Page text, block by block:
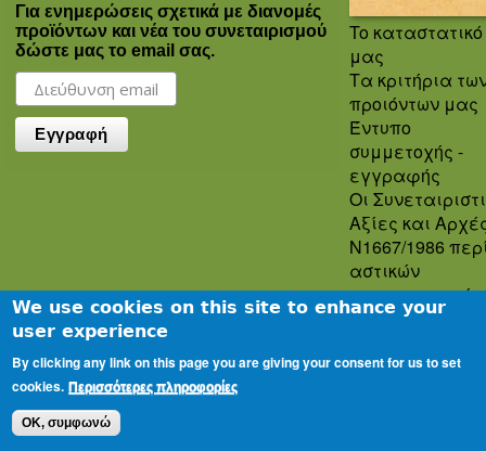
Για ενημερώσεις σχετικά με διανομές
προϊόντων και νέα του συνεταιρισμού
δώστε μας το email σας.
To καταστατικό
μας
Τα κριτήρια
προιόντων μας
Έντυπο
συμμετοχής -
εγγραφής
Οι
Αξίες και
Ν1667/1986
αστικών
συνεταιρισμών
Πολιτική
Oροι και
We use cookies on this site to enhance your
user experience
By clicking any link on this page you are giving your consent for us to set
cookies. Περισσότερες πληροφορίες
OK, συμφωνώ